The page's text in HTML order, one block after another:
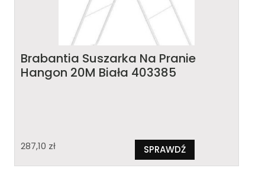
Brabantia Suszarka Na Pranie
Hangon 20M Biała 403385
287,10 zł SPRAWDŹ